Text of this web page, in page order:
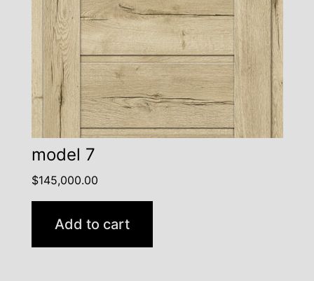
model 7
$145,000.00
Add to cart